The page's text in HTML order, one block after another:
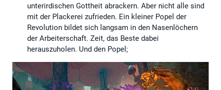
unterirdischen Gottheit abrackern. Aber nicht alle sind
mit der Plackerei zufrieden. Ein kleiner Popel der
Revolution bildet sich langsam in den Nasenlöchern
der Arbeiterschaft. Zeit, das Beste dabei
herauszuholen. Und den Popel;